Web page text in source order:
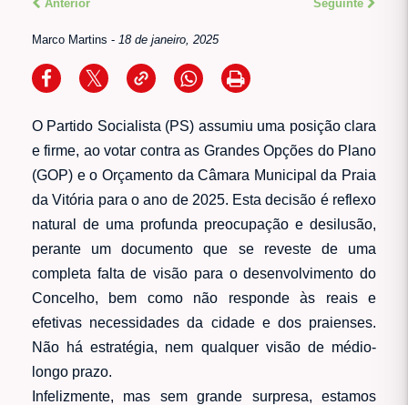
Anterior Seguinte
Marco Martins - 18 de janeiro, 2025
O Partido Socialista (PS) assumiu uma posição clara
e firme, ao votar contra as Grandes Opções do Plano
(GOP) e o Orçamento da Câmara Municipal da Praia
da Vitória para o ano de 2025. Esta decisão é reflexo
natural de uma profunda preocupação e desilusão,
perante um documento que se reveste de uma
completa falta de visão para o desenvolvimento do
Concelho, bem como não responde às reais e
efetivas necessidades da cidade e dos praienses.
Não há estratégia, nem qualquer visão de médio-
longo prazo.
Infelizmente, mas sem grande surpresa, estamos